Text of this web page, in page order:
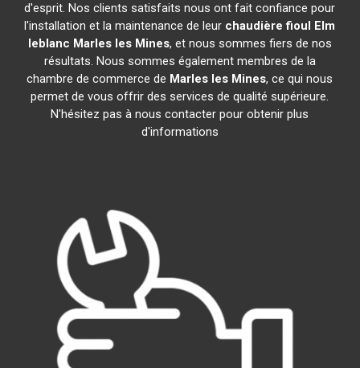
d'esprit. Nos clients satisfaits nous ont fait confiance pour
l'installation et la maintenance de leur chaudière fioul Elm
leblanc Marles les Mines, et nous sommes fiers de nos
résultats. Nous sommes également membres de la
chambre de commerce de Marles les Mines, ce qui nous
permet de vous offrir des services de qualité supérieure.
N'hésitez pas à nous contacter pour obtenir plus
d'informations